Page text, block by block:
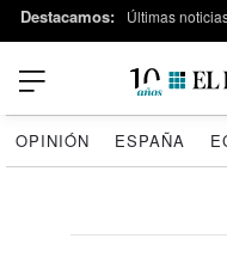
Destacamos: Últimas
OPINIÓN ESPAÑA